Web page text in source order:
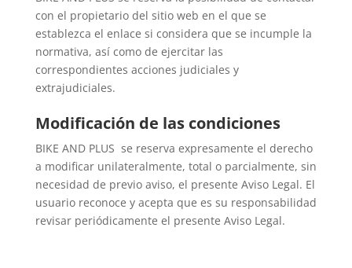
con el propietario del sitio web en el que se
establezca el enlace si considera que se incumple la
normativa, así como de ejercitar las
correspondientes acciones judiciales y
extrajudiciales.
Modificación de las condiciones
BIKE AND PLUS se reserva expresamente el derecho
a modificar unilateralmente, total o parcialmente, sin
necesidad de previo aviso, el presente Aviso Legal. El
usuario reconoce y acepta que es su responsabilidad
revisar periódicamente el presente Aviso Legal.